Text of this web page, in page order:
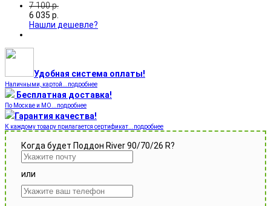
7 100р.
6 035 р.
Нашли дешевле?
Удобная система оплаты!
Наличными, картой...подробнее
Бесплатная доставка!
По Москве и МО...подробнее
Гарантия качества!
К каждому товару прилагается сертификат...подробнее
Когда будет Поддон River 90/70/26 R?
или